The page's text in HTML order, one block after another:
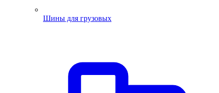
Шины для грузовых